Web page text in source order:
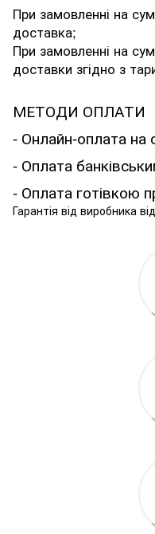
При замовленні на
доставка;
При замовленні на
доставки згідно з
МЕТОДИ ОПЛАТИ
- Онлайн-оплата на
- Оплата
- Оплата готівкою
Гарантія від виробника